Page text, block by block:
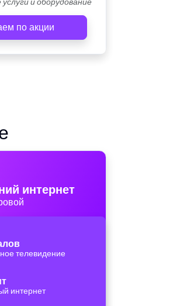
и оборудование
по акции
интернет
телевидение
интернет